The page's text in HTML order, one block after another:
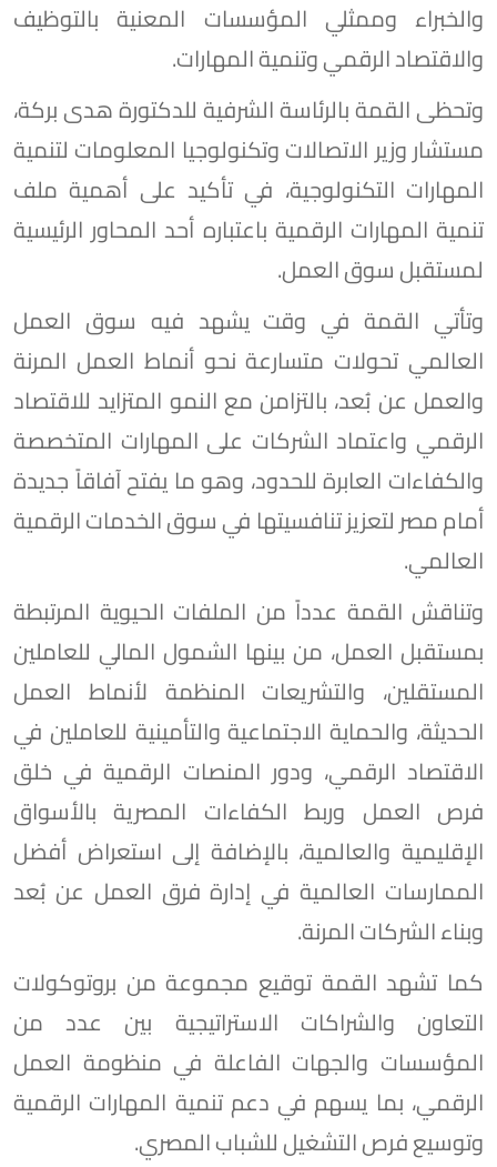
والخبراء وممثلي المؤسسات المعنية بالتوظيف
والاقتصاد الرقمي وتنمية المهارات.
وتحظى القمة بالرئاسة الشرفية للدكتورة هدى بركة،
مستشار وزير الاتصالات وتكنولوجيا المعلومات لتنمية
المهارات التكنولوجية، في تأكيد على أهمية ملف
تنمية المهارات الرقمية باعتباره أحد المحاور الرئيسية
لمستقبل سوق العمل.
وتأتي القمة في وقت يشهد فيه سوق العمل
العالمي تحولات متسارعة نحو أنماط العمل المرنة
والعمل عن بُعد، بالتزامن مع النمو المتزايد للاقتصاد
الرقمي واعتماد الشركات على المهارات المتخصصة
والكفاءات العابرة للحدود، وهو ما يفتح آفاقاً جديدة
أمام مصر لتعزيز تنافسيتها في سوق الخدمات الرقمية
العالمي.
وتناقش القمة عدداً من الملفات الحيوية المرتبطة
بمستقبل العمل، من بينها الشمول المالي للعاملين
المستقلين، والتشريعات المنظمة لأنماط العمل
الحديثة، والحماية الاجتماعية والتأمينية للعاملين في
الاقتصاد الرقمي، ودور المنصات الرقمية في خلق
فرص العمل وربط الكفاءات المصرية بالأسواق
الإقليمية والعالمية، بالإضافة إلى استعراض أفضل
الممارسات العالمية في إدارة فرق العمل عن بُعد
وبناء الشركات المرنة.
كما تشهد القمة توقيع مجموعة من بروتوكولات
التعاون والشراكات الاستراتيجية بين عدد من
المؤسسات والجهات الفاعلة في منظومة العمل
الرقمي، بما يسهم في دعم تنمية المهارات الرقمية
وتوسيع فرص التشغيل للشباب المصري.